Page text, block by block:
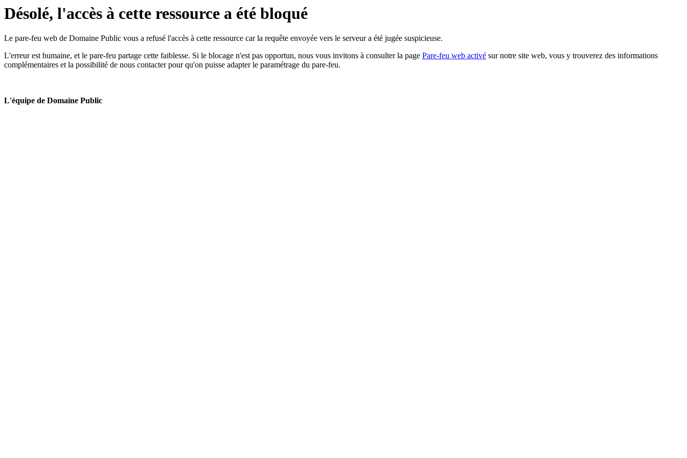
Désolé, l'accès à cette ressource a été bloqué
Le pare-feu web de Domaine Public vous a refusé l'accès à cette ressource car la requête envoyée vers le serveur a été jugée suspicieuse.
L'erreur est humaine, et le pare-feu partage cette faiblesse. Si le blocage n'est pas opportun, nous vous invitons à consulter la page Pare-feu web activé sur notre site web, vous y trouverez des informations
complémentaires et la possibilité de nous contacter pour qu'on puisse adapter le paramétrage du pare-feu.
L'équipe de Domaine Public